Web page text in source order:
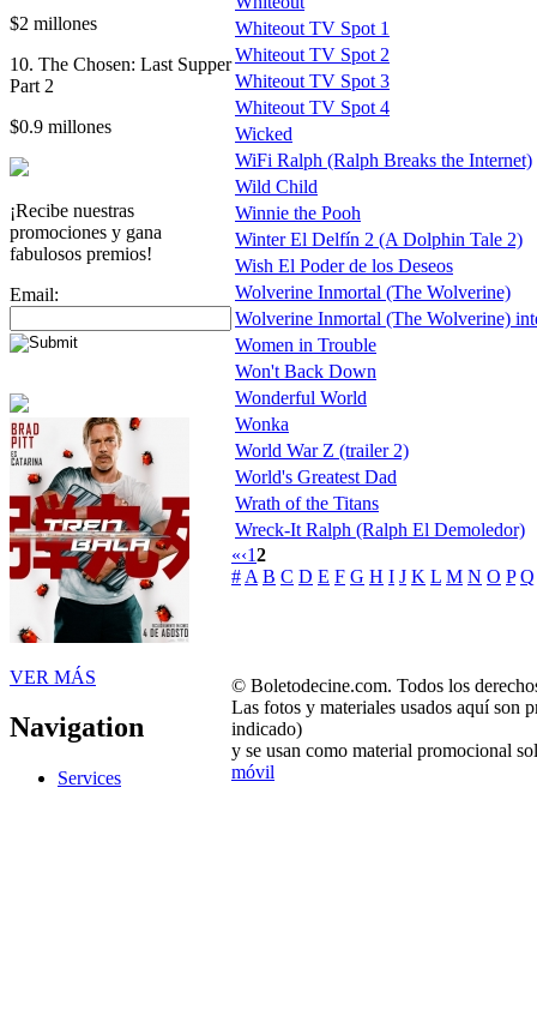
$2 millones
10. The Chosen: Last Supper
Part 2
$0.9 millones
¡Recibe nuestras
promociones y gana
fabulosos premios!
Email:
VER MÁS
Navigation
Services
Whiteout TV Spot 1
Whiteout TV Spot 2
Whiteout TV Spot 3
Whiteout TV Spot 4
Wicked
WiFi Ralph (Ralph Breaks the Internet)
Wild Child
Winnie the Pooh
Winter El Delfín 2 (A Dolphin Tale 2)
Wish El Poder de los Deseos
Wolverine Inmortal (The Wolverine)
Wolverine Inmortal (The Wolverine)
Women in Trouble
Won't Back Down
Wonderful World
Wonka
World War Z (trailer 2)
World's Greatest Dad
Wrath of the Titans
Wreck-It Ralph (Ralph El Demoledor)
«‹12
# A B C D E F G H I J K L M N O P Q
© Boletodecine.com. Todos los
Las fotos y materiales usados aquí son
indicado)
y se usan como material promocional
móvil